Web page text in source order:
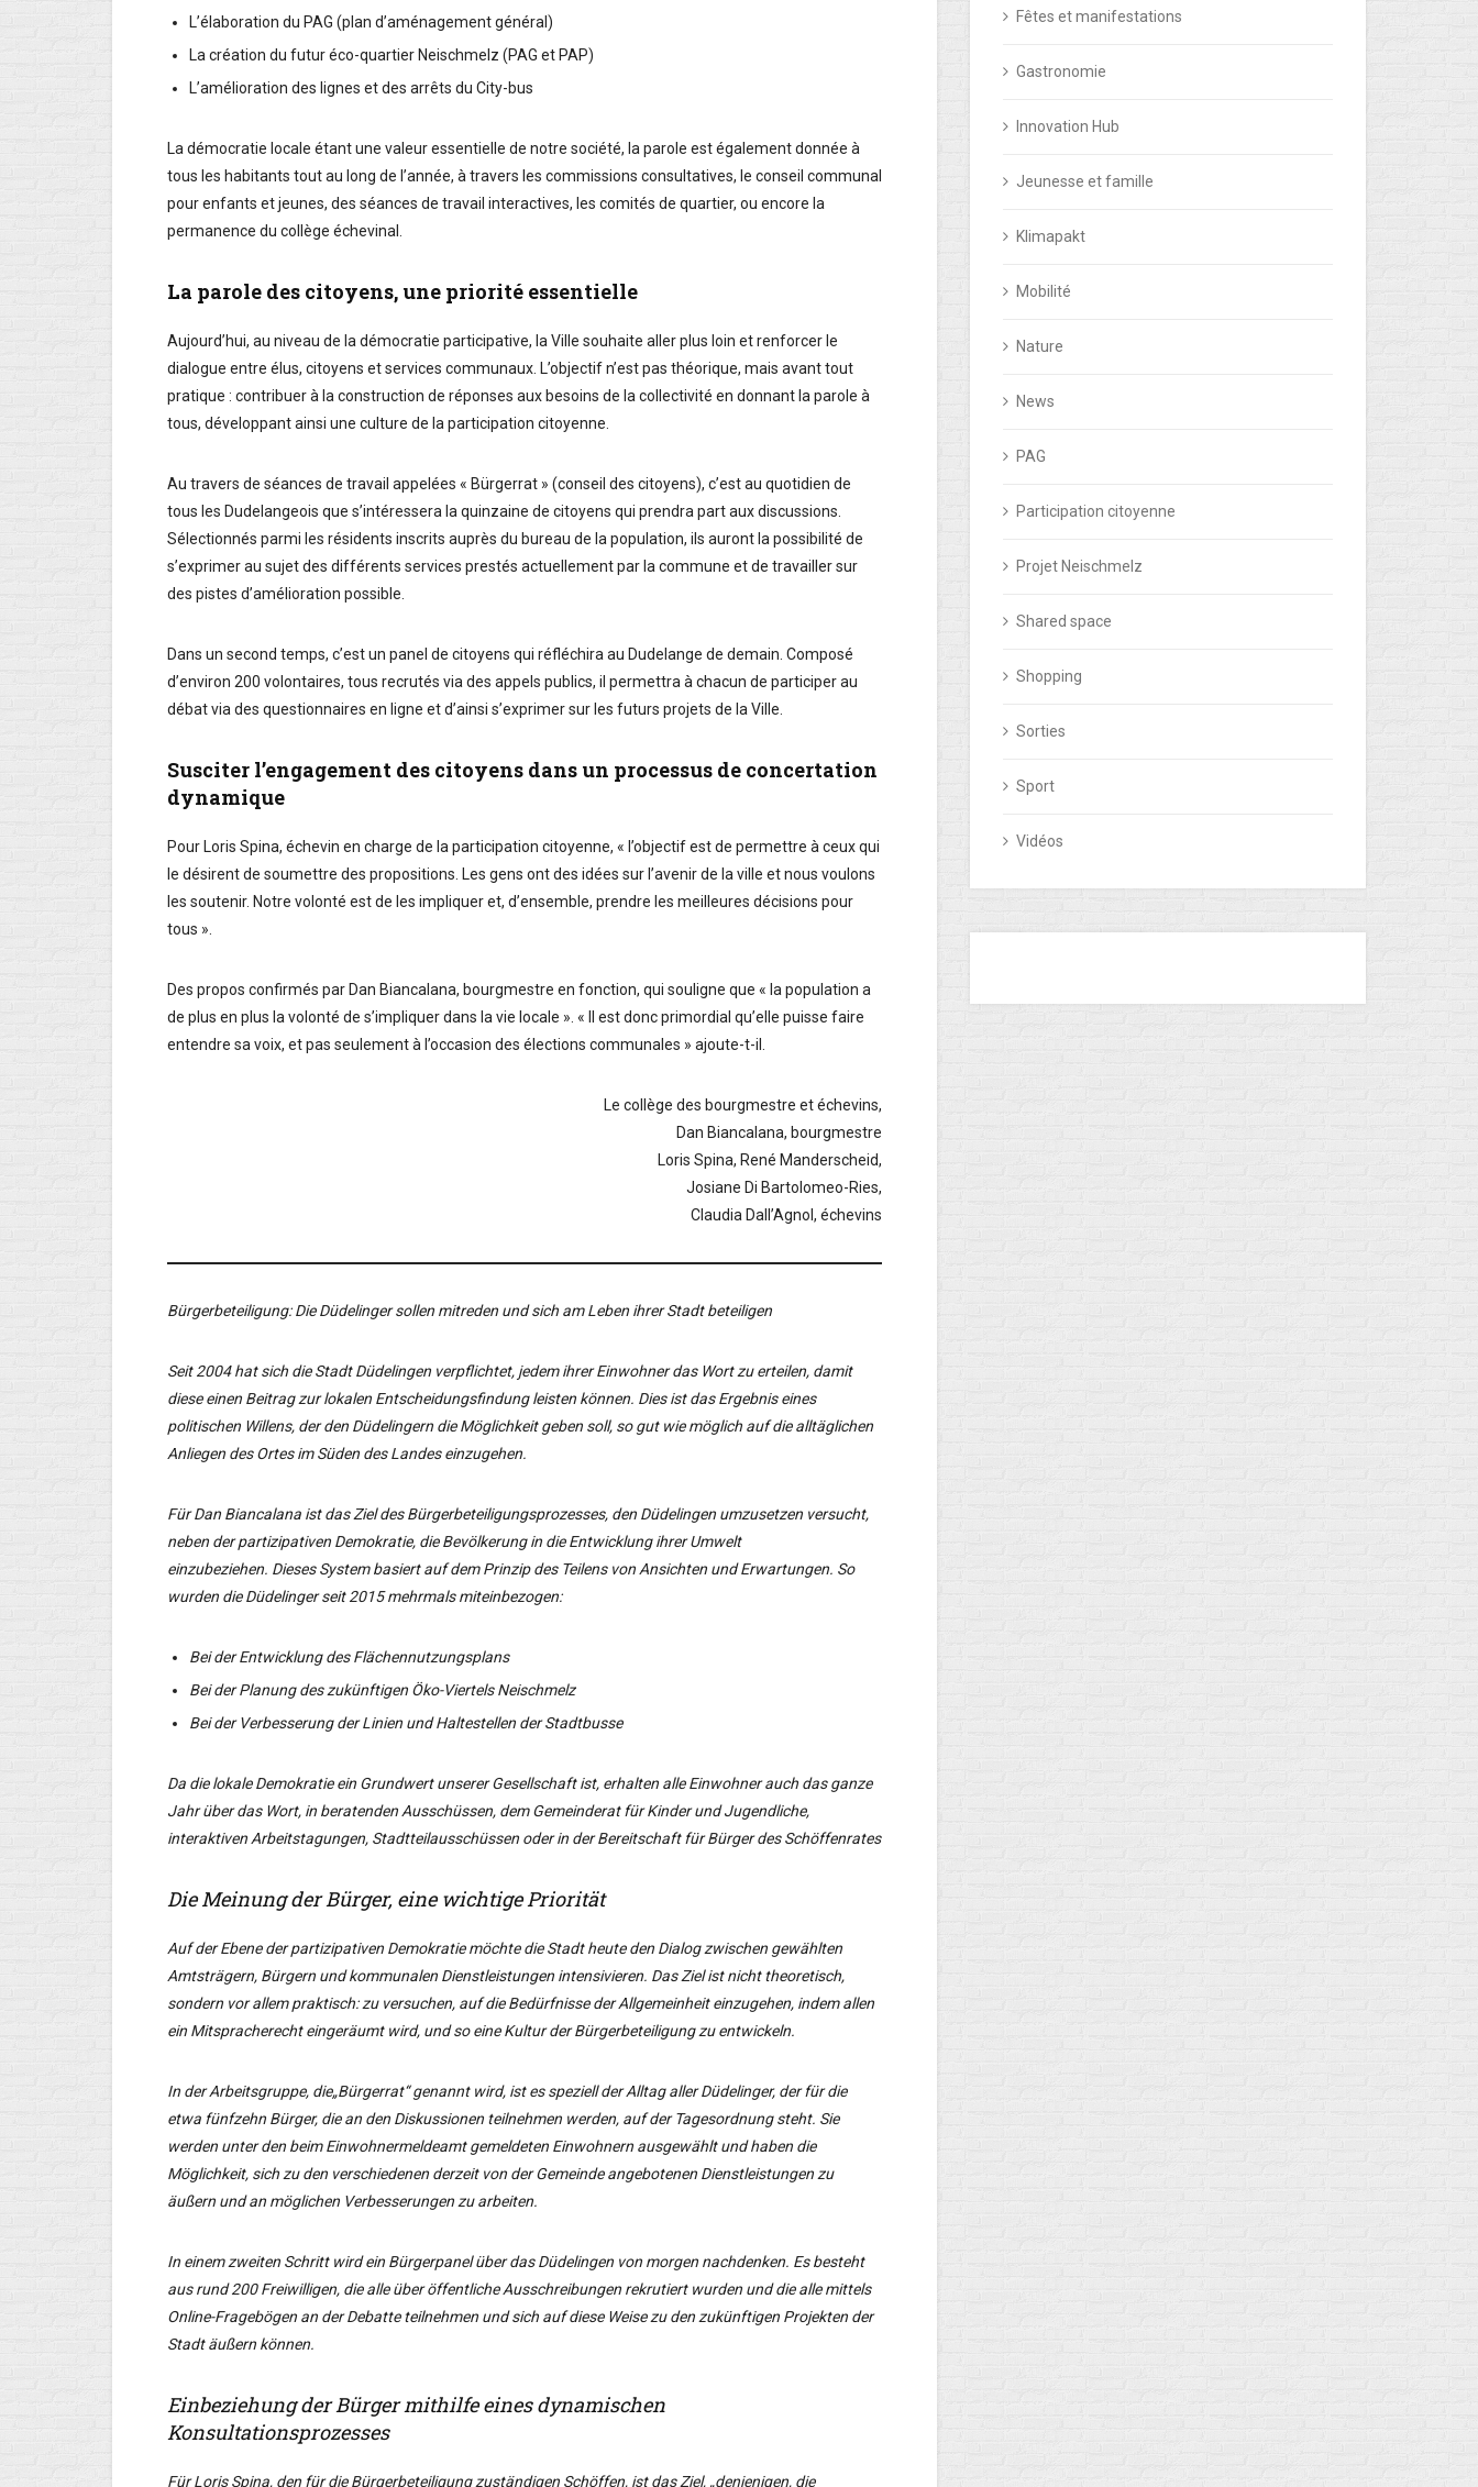
L’élaboration du PAG (plan d’aménagement général)
La création du futur éco-quartier Neischmelz (PAG et PAP)
L’amélioration des lignes et des arrêts du City-bus
La démocratie locale étant une valeur essentielle de notre société, la parole est également donnée à
tous les habitants tout au long de l’année, à travers les commissions consultatives, le conseil communal
pour enfants et jeunes, des séances de travail interactives, les comités de quartier, ou encore la
permanence du collège échevinal.
La parole des citoyens, une priorité essentielle
Aujourd’hui, au niveau de la démocratie participative, la Ville souhaite aller plus loin et renforcer le
dialogue entre élus, citoyens et services communaux. L’objectif n’est pas théorique, mais avant tout
pratique : contribuer à la construction de réponses aux besoins de la collectivité en donnant la parole à
tous, développant ainsi une culture de la participation citoyenne.
Au travers de séances de travail appelées « Bürgerrat » (conseil des citoyens), c’est au quotidien de
tous les Dudelangeois que s’intéressera la quinzaine de citoyens qui prendra part aux discussions.
Sélectionnés parmi les résidents inscrits auprès du bureau de la population, ils auront la possibilité de
s’exprimer au sujet des différents services prestés actuellement par la commune et de travailler sur
des pistes d’amélioration possible.
Dans un second temps, c’est un panel de citoyens qui réfléchira au Dudelange de demain. Composé
d’environ 200 volontaires, tous recrutés via des appels publics, il permettra à chacun de participer au
débat via des questionnaires en ligne et d’ainsi s’exprimer sur les futurs projets de la Ville.
Susciter l’engagement des citoyens dans un processus de concertation
dynamique
Pour Loris Spina, échevin en charge de la participation citoyenne, « l’objectif est de permettre à ceux qui
le désirent de soumettre des propositions. Les gens ont des idées sur l’avenir de la ville et nous voulons
les soutenir. Notre volonté est de les impliquer et, d’ensemble, prendre les meilleures décisions pour
tous ».
Des propos confirmés par Dan Biancalana, bourgmestre en fonction, qui souligne que « la population a
de plus en plus la volonté de s’impliquer dans la vie locale ». « Il est donc primordial qu’elle puisse faire
entendre sa voix, et pas seulement à l’occasion des élections communales » ajoute-t-il.
Le collège des bourgmestre et échevins,
Dan Biancalana, bourgmestre
Loris Spina, René Manderscheid,
Josiane Di Bartolomeo-Ries,
Claudia Dall’Agnol, échevins
Bürgerbeteiligung: Die Düdelinger sollen mitreden und sich am Leben ihrer Stadt beteiligen
Seit 2004 hat sich die Stadt Düdelingen verpflichtet, jedem ihrer Einwohner das Wort zu erteilen, damit
diese einen Beitrag zur lokalen Entscheidungsfindung leisten können. Dies ist das Ergebnis eines
politischen Willens, der den Düdelingern die Möglichkeit geben soll, so gut wie möglich auf die alltäglichen
Anliegen des Ortes im Süden des Landes einzugehen.
Für Dan Biancalana ist das Ziel des Bürgerbeteiligungsprozesses, den Düdelingen umzusetzen versucht,
neben der partizipativen Demokratie, die Bevölkerung in die Entwicklung ihrer Umwelt
einzubeziehen. Dieses System basiert auf dem Prinzip des Teilens von Ansichten und Erwartungen. So
wurden die Düdelinger seit 2015 mehrmals miteinbezogen:
Bei der Entwicklung des Flächennutzungsplans
Bei der Planung des zukünftigen Öko-Viertels Neischmelz
Bei der Verbesserung der Linien und Haltestellen der Stadtbusse
Da die lokale Demokratie ein Grundwert unserer Gesellschaft ist, erhalten alle Einwohner auch das ganze
Jahr über das Wort, in beratenden Ausschüssen, dem Gemeinderat für Kinder und Jugendliche,
interaktiven Arbeitstagungen, Stadtteilausschüssen oder in der Bereitschaft für Bürger des Schöffenrates
Die Meinung der Bürger, eine wichtige Priorität
Auf der Ebene der partizipativen Demokratie möchte die Stadt heute den Dialog zwischen gewählten
Amtsträgern, Bürgern und kommunalen Dienstleistungen intensivieren. Das Ziel ist nicht theoretisch,
sondern vor allem praktisch: zu versuchen, auf die Bedürfnisse der Allgemeinheit einzugehen, indem allen
ein Mitspracherecht eingeräumt wird, und so eine Kultur der Bürgerbeteiligung zu entwickeln.
In der Arbeitsgruppe, die„Bürgerrat“ genannt wird, ist es speziell der Alltag aller Düdelinger, der für die
etwa fünfzehn Bürger, die an den Diskussionen teilnehmen werden, auf der Tagesordnung steht. Sie
werden unter den beim Einwohnermeldeamt gemeldeten Einwohnern ausgewählt und haben die
Möglichkeit, sich zu den verschiedenen derzeit von der Gemeinde angebotenen Dienstleistungen zu
äußern und an möglichen Verbesserungen zu arbeiten.
In einem zweiten Schritt wird ein Bürgerpanel über das Düdelingen von morgen nachdenken. Es besteht
aus rund 200 Freiwilligen, die alle über öffentliche Ausschreibungen rekrutiert wurden und die alle mittels
Online-Fragebögen an der Debatte teilnehmen und sich auf diese Weise zu den zukünftigen Projekten der
Stadt äußern können.
Einbeziehung der Bürger mithilfe eines dynamischen
Konsultationsprozesses
Für Loris Spina, den für die Bürgerbeteiligung zuständigen Schöffen, ist das Ziel, „denjenigen, die
Fêtes et manifestations
Gastronomie
Innovation Hub
Jeunesse et famille
Klimapakt
Mobilité
Nature
News
PAG
Participation citoyenne
Projet Neischmelz
Shared space
Shopping
Sorties
Sport
Vidéos